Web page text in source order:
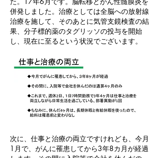
併発しました。治療としては全脳への放射線
治療を施して、そのあとに気管支鏡検査の結
果、分子標的薬のタグリッソの投与を開始
し、現在に至るという状況でございます。
次に、仕事と治療の両立ですけれども、今月
1月で、がんに罹患してから3年8カ月が経過